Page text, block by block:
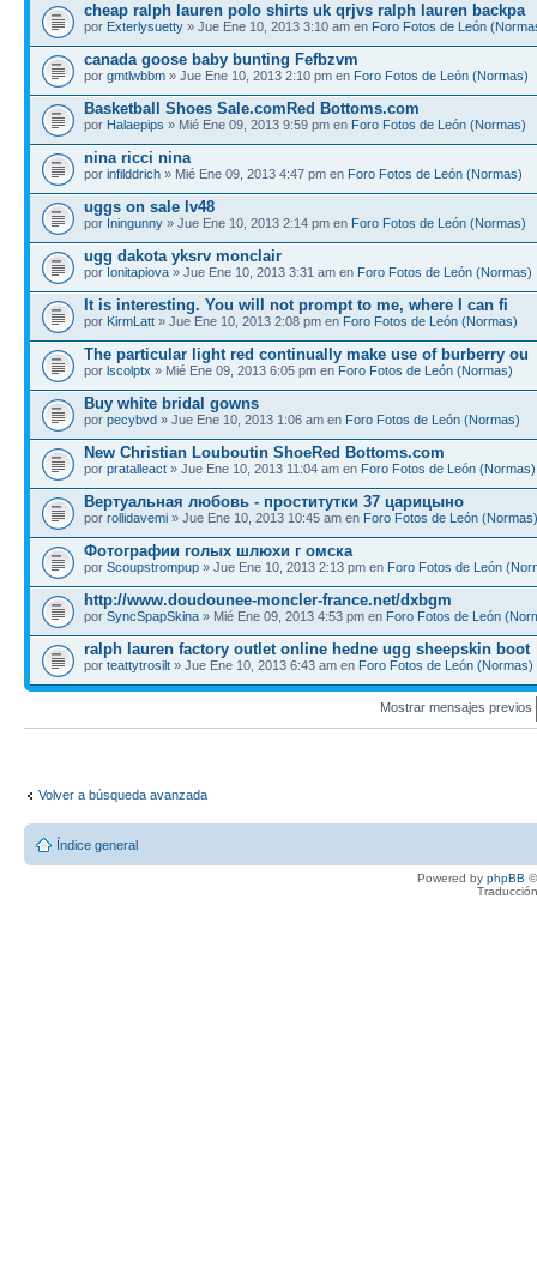
cheap ralph lauren polo shirts uk qrjvs ralph lauren backpa
por Exterlysuetty » Jue Ene 10, 2013 3:10 am en Foro Fotos de León
canada goose baby bunting Fefbzvm
por gmtlwbbm » Jue Ene 10, 2013 2:10 pm en Foro Fotos de León (Normas)
Basketball Shoes Sale.comRed Bottoms.com
por Halaepips » Mié Ene 09, 2013 9:59 pm en Foro Fotos de León (Normas)
nina ricci nina
por infilddrich » Mié Ene 09, 2013 4:47 pm en Foro Fotos de León (Normas)
uggs on sale lv48
por Iningunny » Jue Ene 10, 2013 2:14 pm en Foro Fotos de León (Normas)
ugg dakota yksrv monclair
por Ionitapiova » Jue Ene 10, 2013 3:31 am en Foro Fotos de León (Normas)
It is interesting. You will not prompt to me, where I can fi
por KirmLatt » Jue Ene 10, 2013 2:08 pm en Foro Fotos de León (Normas)
The particular light red continually make use of burberry ou
por lscolptx » Mié Ene 09, 2013 6:05 pm en Foro Fotos de León (Normas)
Buy white bridal gowns
por pecybvd » Jue Ene 10, 2013 1:06 am en Foro Fotos de León (Normas)
New Christian Louboutin ShoeRed Bottoms.com
por pratalleact » Jue Ene 10, 2013 11:04 am en Foro Fotos de León (Normas)
Вертуальная любовь - проститутки 37 царицыно
por rollidavemi » Jue Ene 10, 2013 10:45 am en Foro Fotos de León (Normas)
Фотографии голых шлюхи г омска
por Scoupstrompup » Jue Ene 10, 2013 2:13 pm en Foro Fotos de León
http://www.doudounee-moncler-france.net/dxbgm
por SyncSpapSkina » Mié Ene 09, 2013 4:53 pm en Foro Fotos de León
ralph lauren factory outlet online hedne ugg sheepskin boot
por teattytrosilt » Jue Ene 10, 2013 6:43 am en Foro Fotos de León (Normas)
Mostrar mensajes previos
Volver a búsqueda avanzada
Índice general
Powered by phpBB